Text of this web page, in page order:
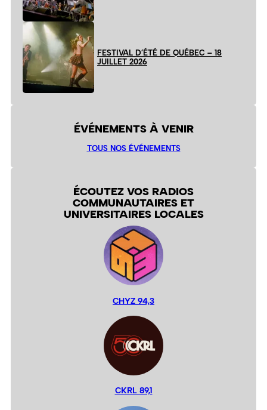
FESTIVAL D’ÉTÉ DE QUÉBEC – 18
JUILLET 2026
ÉVÉNEMENTS À VENIR
TOUS NOS ÉVÉNEMENTS
ÉCOUTEZ VOS RADIOS
COMMUNAUTAIRES ET
UNIVERSITAIRES LOCALES
CHYZ 94,3
CKRL 89,1